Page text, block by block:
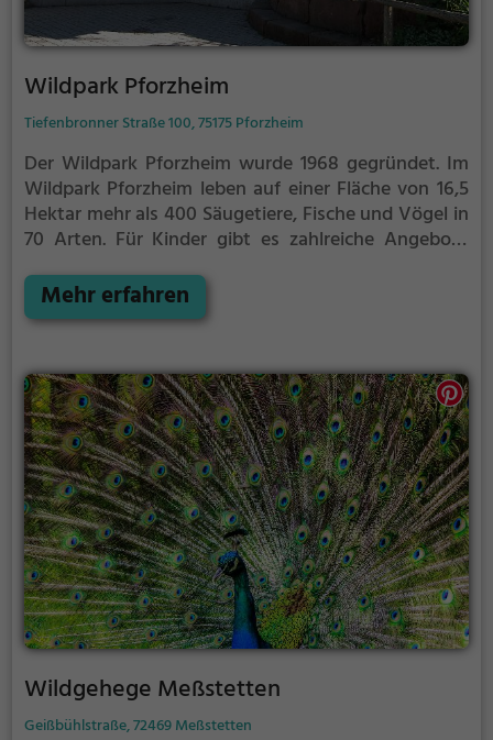
Wildpark Pforzheim
Tiefenbronner Straße 100, 75175 Pforzheim
Der Wildpark Pforzheim wurde 1968 gegründet. Im
Wildpark Pforzheim leben auf einer Fläche von 16,5
Hektar mehr als 400 Säugetiere, Fische und Vögel in
70 Arten. Für Kinder gibt es zahlreiche Angebote
zwei Spielplätze). In der Naturbildungsstätte, dem
Ewald-Steinle-Haus, das sich auf dem Gelände des
Ausstellungen und Workshops statt. Die
Naturbildungsstätte wurde 1997 vom Förderverein
Wildpark Pforzheim e. V. beziehungsweise vom
vorangegangenen Förderkreis unter dessen
damaligem Vorsitzenden Ewald-Steinle gestiftet.
Mehr erfahren
Wildgehege Meßstetten
Geißbühlstraße, 72469 Meßstetten